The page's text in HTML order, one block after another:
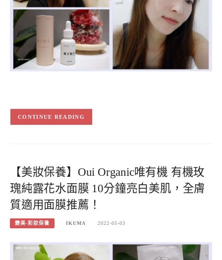
CONTINUE READING
【美妝保養】Oui Organic唯有機 有機玫
瑰純露花水面膜 10分鐘亮白美肌，全膚
質適用面膜推薦！
變美-彩妝保養 IKUMA 2022-05-03